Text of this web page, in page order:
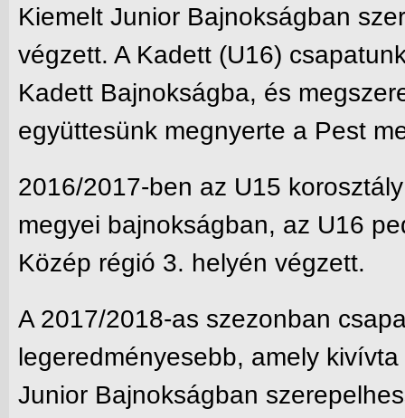
Kiemelt Junior Bajnokságban
végzett. A Kadett (U16)
Kadett Bajnokságba, és
együttesünk megnyerte a Pest
2016/2017-ben az U15
megyei bajnokságban, az U16
Közép régió 3. helyén végzett.
A 2017/2018-as szezonban
legeredményesebb, amely
Junior Bajnokságban